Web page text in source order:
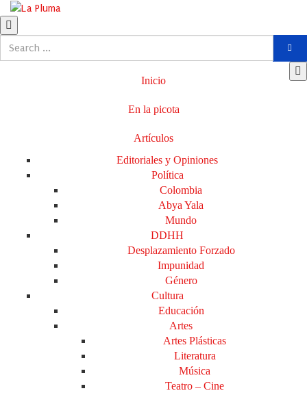
Inicio
En la picota
Artículos
Editoriales y Opiniones
Política
Colombia
Abya Yala
Mundo
DDHH
Desplazamiento Forzado
Impunidad
Género
Cultura
Educación
Artes
Artes Plásticas
Literatura
Música
Teatro – Cine